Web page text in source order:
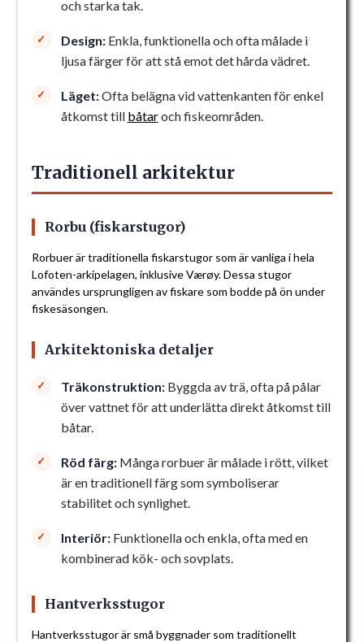
och starka tak.
Design:Enkla, funktionella och ofta målade i
ljusa färger för att stå emot det hårda vädret.
Läget:Ofta belägna vid vattenkanten för enkel
åtkomst till båtaroch fiskeområden.
Traditionell arkitektur
Rorbu (fiskarstugor)
Rorbuer är traditionella fiskarstugor som är vanliga i hela
Lofoten-arkipelagen, inklusive Værøy. Dessa stugor
användes ursprungligen av fiskare som bodde på ön under
fiskesäsongen.
Arkitektoniska detaljer
Träkonstruktion:Byggda av trä, ofta på pålar
över vattnet för att underlätta direkt åtkomst till
båtar.
Röd färg:Många rorbuer är målade i rött, vilket
är en traditionell färg som symboliserar
stabilitet och synlighet.
Interiör:Funktionella och enkla, ofta med en
kombinerad kök- och sovplats.
Hantverksstugor
Hantverksstugor är små byggnader som traditionellt